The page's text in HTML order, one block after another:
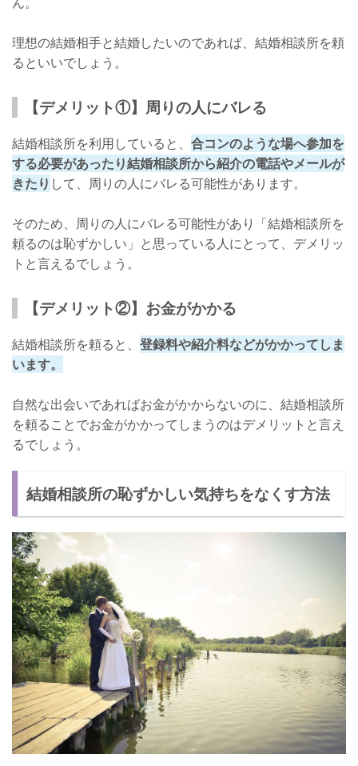
理想の結婚相手と結婚したいのであれば、結婚相談所を頼
るといいでしょう。
【デメリット①】周りの人にバレる
結婚相談所を利用していると、 合コンのような場へ参加を
する必要があったり結婚相談所から紹介の電話やメールが
きたり して、周りの人にバレる可能性があります。
そのため、周りの人にバレる可能性があり「結婚相談所を
頼るのは恥ずかしい」と思っている人にとって、デメリッ
トと言えるでしょう。
【デメリット②】お金がかかる
結婚相談所を頼ると、 登録料や紹介料などがかかってしま
います。
自然な出会いであればお金がかからないのに、結婚相談所
を頼ることでお金がかかってしまうのはデメリットと言え
るでしょう。
結婚相談所の恥ずかしい気持ちをなくす方法